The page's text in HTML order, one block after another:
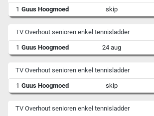
1 Guus Hoogmoed skip
TV Overhout senioren enkel tennisladder
1 Guus Hoogmoed 24 aug
TV Overhout senioren enkel tennisladder
1 Guus Hoogmoed skip
TV Overhout senioren enkel tennisladder